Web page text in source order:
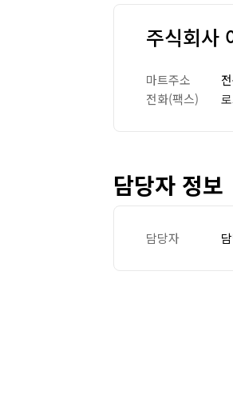
주식회사
마트주소
전화(팩스)
담당자 정보
담당자